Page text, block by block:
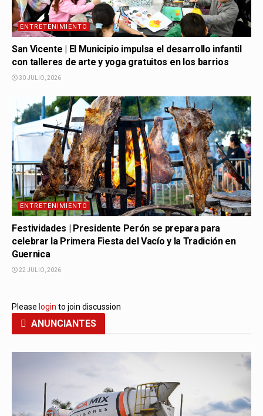
ENTRETENIMIENTO
San Vicente | El Municipio impulsa el desarrollo infantil
con talleres de arte y yoga gratuitos en los barrios
30 JULIO, 2026
ENTRETENIMIENTO
Festividades | Presidente Perón se prepara para
celebrar la Primera Fiesta del Vacío y la Tradición en
Guernica
22 JULIO, 2026
Please login to join discussion
ANUNCIANTES